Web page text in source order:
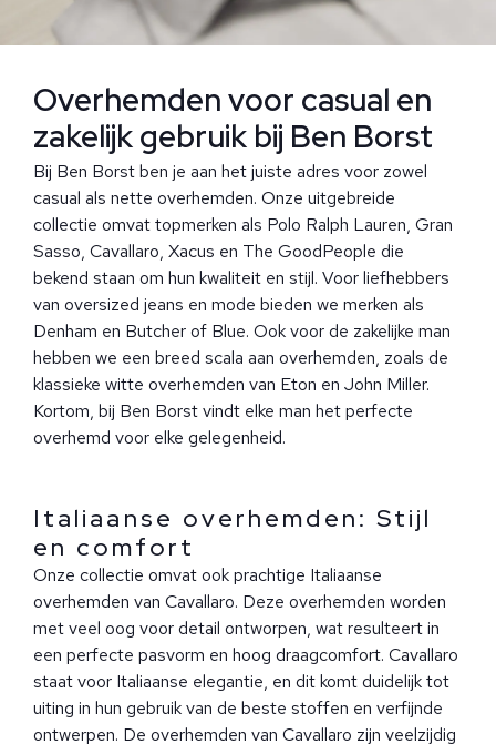
Overhemden voor casual en
zakelijk gebruik bij Ben Borst
Bij Ben Borst ben je aan het juiste adres voor zowel
casual als nette overhemden. Onze uitgebreide
collectie omvat topmerken als Polo Ralph Lauren, Gran
Sasso, Cavallaro, Xacus en The GoodPeople die
bekend staan om hun kwaliteit en stijl. Voor liefhebbers
van oversized jeans en mode bieden we merken als
Denham en Butcher of Blue. Ook voor de zakelijke man
hebben we een breed scala aan overhemden, zoals de
klassieke witte overhemden van Eton en John Miller.
Kortom, bij Ben Borst vindt elke man het perfecte
overhemd voor elke gelegenheid.
Italiaanse overhemden: Stijl
en comfort
Onze collectie omvat ook prachtige Italiaanse
overhemden van Cavallaro. Deze overhemden worden
met veel oog voor detail ontworpen, wat resulteert in
een perfecte pasvorm en hoog draagcomfort. Cavallaro
staat voor Italiaanse elegantie, en dit komt duidelijk tot
uiting in hun gebruik van de beste stoffen en verfijnde
ontwerpen. De overhemden van Cavallaro zijn veelzijdig